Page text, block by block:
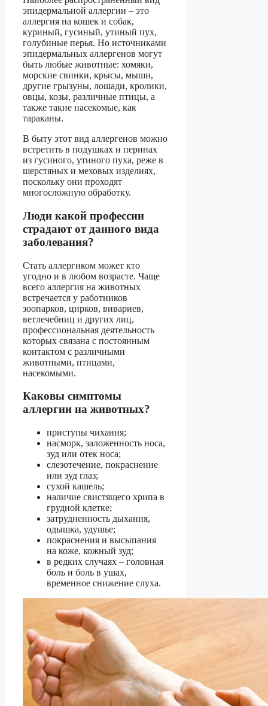
эпидермальной аллергии – это
аллергия на кошек и собак,
куриный, гусиный, утиный пух,
голубиные перья. Но источниками
эпидермальных аллергенов могут
быть любые животные: хомяки,
морские свинки, крысы, мыши,
другие грызуны, лошади, кролики,
овцы, козы, различные птицы, а
также такие насекомые, как
тараканы.
В быту этот вид аллергенов можно
встретить в подушках и перинах
из гусиного, утиного пуха, реже в
шерстяных и меховых изделиях,
поскольку они проходят
многосложную обработку.
Люди какой профессии
страдают от данного вида
заболевания?
Стать аллергиком может кто
угодно и в любом возрасте. Чаще
всего аллергия на животных
встречается у работников
зоопарков, цирков, вивариев,
ветлечебниц и других лиц,
профессиональная деятельность
которых связана с постоянным
контактом с различными
животными, птицами,
насекомыми.
Каковы симптомы
аллергии на животных?
приступы чихания;
насморк, заложенность носа,
зуд или отек носа;
слезотечение, покраснение
или зуд глаз;
сухой кашель;
наличие свистящего хрипа в
грудной клетке;
затрудненность дыхания,
одышка, удушье;
покраснения и высыпания
на коже, кожный зуд;
в редких случаях – головная
боль и боль в ушах,
временное снижение слуха.